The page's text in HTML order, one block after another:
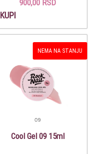
900,00 RSD
KUPI
NEMA NA STANJU
Cool Gel 09 15ml